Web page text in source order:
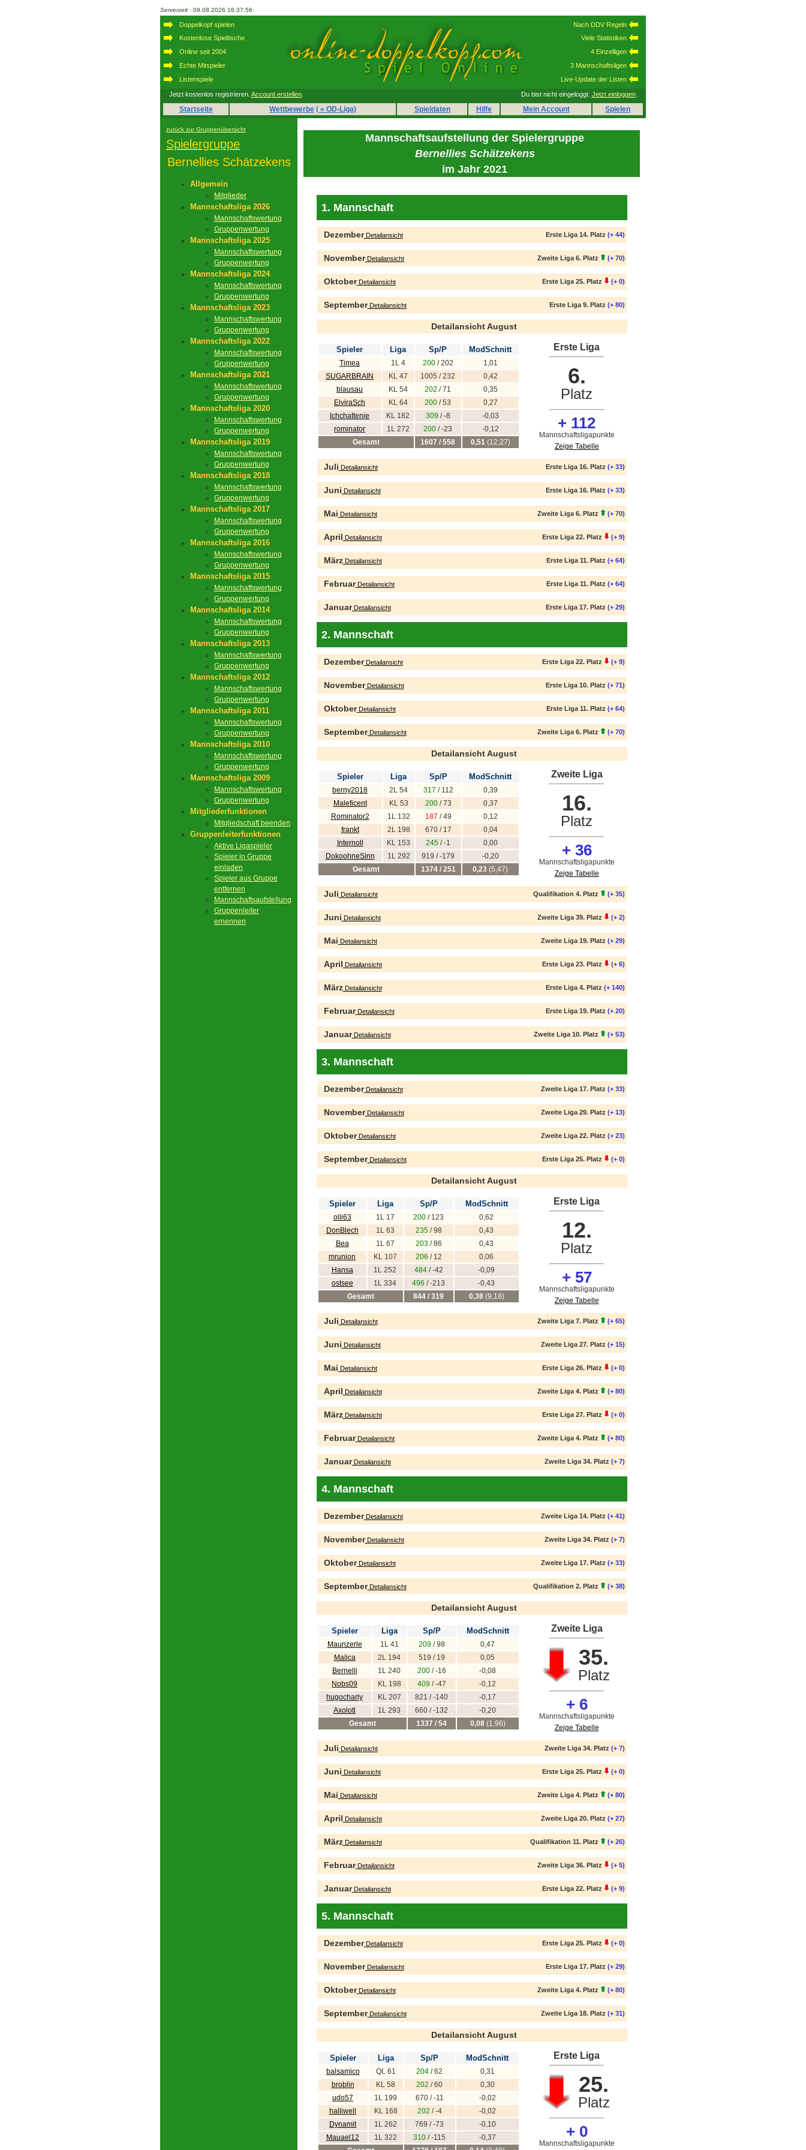
Serverzeit : 09.08.2026 16:37:56
Doppelkopf spielen
Kostenlose Spieltische
Online seit 2004
Echte Mitspieler
Listenspiele
Nach DDV Regeln
Viele Statistiken
4 Einzelligen
3 Mannschaftsligen
Live-Update der Listen
Jetzt kostenlos registrieren. Account erstellen. Du bist nicht eingeloggt. Jetzt einloggen.
Startseite Wettbewerbe ( » OD-Liga) Spieldaten Hilfe Mein Account Spielen
zurück zur Gruppenübersicht
Spielergruppe
Bernellies Schätzekens
Allgemein
Mitglieder
Mannschaftsliga 2026
Mannschaftswertung
Gruppenwertung
Mannschaftsliga 2025
Mannschaftswertung
Gruppenwertung
Mannschaftsliga 2024
Mannschaftswertung
Gruppenwertung
Mannschaftsliga 2023
Mannschaftswertung
Gruppenwertung
Mannschaftsliga 2022
Mannschaftswertung
Gruppenwertung
Mannschaftsliga 2021
Mannschaftswertung
Gruppenwertung
Mannschaftsliga 2020
Mannschaftswertung
Gruppenwertung
Mannschaftsliga 2019
Mannschaftswertung
Gruppenwertung
Mannschaftsliga 2018
Mannschaftswertung
Gruppenwertung
Mannschaftsliga 2017
Mannschaftswertung
Gruppenwertung
Mannschaftsliga 2016
Mannschaftswertung
Gruppenwertung
Mannschaftsliga 2015
Mannschaftswertung
Gruppenwertung
Mannschaftsliga 2014
Mannschaftswertung
Gruppenwertung
Mannschaftsliga 2013
Mannschaftswertung
Gruppenwertung
Mannschaftsliga 2012
Mannschaftswertung
Gruppenwertung
Mannschaftsliga 2011
Mannschaftswertung
Gruppenwertung
Mannschaftsliga 2010
Mannschaftswertung
Gruppenwertung
Mannschaftsliga 2009
Mannschaftswertung
Gruppenwertung
Mitgliederfunktionen
Mitgliedschaft beenden
Gruppenleiterfunktionen
Aktive Ligaspieler
Spieler in Gruppe
einladen
Spieler aus Gruppe
entfernen
Mannschaftsaufstellung
Gruppenleiter
ernennen
Mannschaftsaufstellung der Spielergruppe
Bernellies Schätzekens
im Jahr 2021
1. Mannschaft
DezemberDetailansicht Erste Liga 14. Platz (+ 44)
NovemberDetailansicht Zweite Liga 6. Platz (+ 70)
OktoberDetailansicht Erste Liga 25. Platz (+ 0)
SeptemberDetailansicht Erste Liga 9. Platz (+ 80)
Detailansicht August
Spieler Liga Sp/P ModSchnitt
Timea 1L 4 200/ 202
1,01
SUGARBRAIN
KL 47 1005 / 232
0,42
blausau
KL 54 202 / 71
0,35
ElviraSch
KL 64 200 / 53
0,27
Ichchattenie
KL 182 309 / -8
-0,03
rominator
1L 272 200 / -23
-0,12
Gesamt
1607 / 558 0,51(12,27)
Erste Liga
6.
Platz
+ 112
Mannschaftsligapunkte
Zeige Tabelle
Juli Detailansicht Erste Liga 16. Platz (+ 33)
Juni Detailansicht Erste Liga 16. Platz (+ 33)
Mai Detailansicht Zweite Liga 6. Platz (+ 70)
April Detailansicht Erste Liga 22. Platz (+ 9)
MärzDetailansicht Erste Liga 11. Platz (+ 64)
FebruarDetailansicht Erste Liga 11. Platz (+ 64)
JanuarDetailansicht Erste Liga 17. Platz (+ 29)
2. Mannschaft
DezemberDetailansicht Erste Liga 22. Platz (+ 9)
NovemberDetailansicht Erste Liga 10. Platz (+ 71)
OktoberDetailansicht Erste Liga 11. Platz (+ 64)
SeptemberDetailansicht Zweite Liga 6. Platz (+ 70)
Detailansicht August
Spieler Liga Sp/P ModSchnitt
berny2018 2L 54 317 / 112
0,39
Maleficent
KL 53 200/ 73
0,37
Rominator2
1L 132 187 / 49
0,12
frankt
2L 198 670 / 17
0,04
Internoll
KL 153 245 / -1
0,00
DokoohneSinn
1L 292 919 / -179
-0,20
Gesamt
1374 / 251 0,23 (5,47)
Zweite Liga
16.
Platz
+ 36
Mannschaftsligapunkte
Zeige Tabelle
Juli Detailansicht Qualifikation 4. Platz (+ 35)
Juni Detailansicht Zweite Liga 39. Platz (+ 2)
Mai Detailansicht Zweite Liga 19. Platz (+ 29)
April Detailansicht Erste Liga 23. Platz (+ 6)
MärzDetailansicht Erste Liga 4. Platz (+ 140)
FebruarDetailansicht Erste Liga 19. Platz (+ 20)
JanuarDetailansicht Zweite Liga 10. Platz (+ 53)
3. Mannschaft
DezemberDetailansicht Zweite Liga 17. Platz (+ 33)
NovemberDetailansicht Zweite Liga 29. Platz (+ 13)
OktoberDetailansicht Zweite Liga 22. Platz (+ 23)
SeptemberDetailansicht Erste Liga 25. Platz (+ 0)
Detailansicht August
Spieler Liga Sp/P ModSchnitt
olli63 1L 17 200 / 123
0,62
DonBlech
1L 63 235/ 98
0,43
Bea
1L 67 203/ 86
0,43
mrunion
KL 107 206 / 12
0,06
Hansa
1L 252 484/ -42
-0,09
ostsee
1L 334 496 / -213
-0,43
Gesamt
844 / 319 0,38(9,18)
Erste Liga
12.
Platz
+ 57
Mannschaftsligapunkte
Zeige Tabelle
Juli Detailansicht Zweite Liga 7. Platz (+ 65)
Juni Detailansicht Zweite Liga 27. Platz (+ 15)
Mai Detailansicht Erste Liga 26. Platz (+ 0)
April Detailansicht Zweite Liga 4. Platz (+ 80)
MärzDetailansicht Erste Liga 27. Platz (+ 0)
FebruarDetailansicht Zweite Liga 4. Platz (+ 80)
JanuarDetailansicht Zweite Liga 34. Platz (+ 7)
4. Mannschaft
DezemberDetailansicht Zweite Liga 14. Platz (+ 41)
NovemberDetailansicht Zweite Liga 34. Platz (+ 7)
OktoberDetailansicht Zweite Liga 17. Platz (+ 33)
SeptemberDetailansicht Qualifikation 2. Platz (+ 38)
Detailansicht August
Spieler Liga Sp/P ModSchnitt
Maunzerle 1L 41 209/ 98
0,47
Malica
2L 194 519 / 19
0,05
Bernelli
1L 240 200/ -16
-0,08
Nobs09
KL 198 409/ -47
-0,12
hugocharly
KL 207 821 / -140
-0,17
Axolotl
1L 293 660 / -132
-0,20
Gesamt
1337 / 54 0,08(1,96)
Zweite Liga
35.
Platz
+ 6
Mannschaftsligapunkte
Zeige Tabelle
Juli Detailansicht Zweite Liga 34. Platz (+ 7)
Juni Detailansicht Erste Liga 25. Platz (+ 0)
Mai Detailansicht Zweite Liga 4. Platz (+ 80)
April Detailansicht Zweite Liga 20. Platz (+ 27)
MärzDetailansicht Qualifikation 11. Platz (+ 26)
FebruarDetailansicht Zweite Liga 36. Platz (+ 5)
JanuarDetailansicht Erste Liga 22. Platz (+ 9)
5. Mannschaft
DezemberDetailansicht Erste Liga 25. Platz (+ 0)
NovemberDetailansicht Erste Liga 17. Platz (+ 29)
OktoberDetailansicht Zweite Liga 4. Platz (+ 80)
SeptemberDetailansicht Zweite Liga 18. Platz (+ 31)
Detailansicht August
Spieler Liga Sp/P ModSchnitt
balsamico QL 61 204 / 62
0,31
broblin
KL 58 202 / 60
0,30
udo57
1L 199 670 / -11
-0,02
halliwell
KL 168 202 / -4
-0,02
Dynamit
1L 262 769 / -73
-0,10
Mauael12
1L 322 310 / -115
-0,37
Erste Liga
25.
Platz
+ 0
Mannschaftsligapunkte